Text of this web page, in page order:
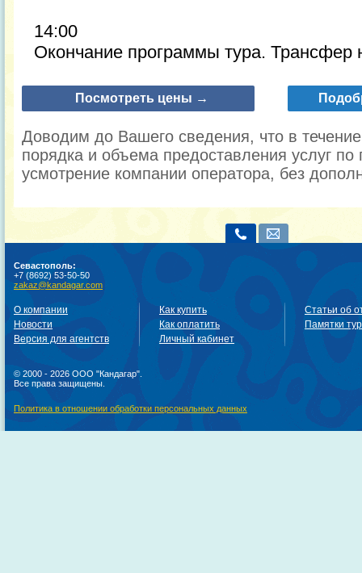
14:00
Окончание программы тура. Трансфер
Посмотреть цены →
Доводим до Вашего сведения, что в
порядка и объема предоставления услуг по
усмотрение компании оператора, без
Севастополь:
+7 (8692) 53-50-50
zakaz@kandagar.com
О компании
Новости
Версия для агентств
Как купить
Как оплатить
Личный кабинет
Статьи об
Памятки
© 2000 - 2026 ООО "Кандагар".
Все права защищены.
Политика в отношении обработки персональных данных